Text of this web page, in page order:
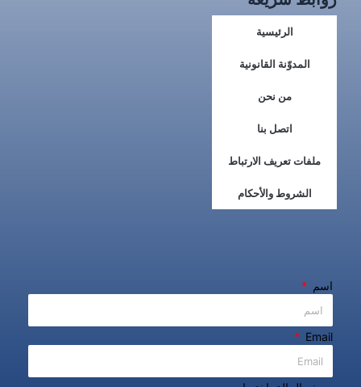
الرئيسية
المدوّنة القانونية
من نحن
اتصل بنا
ملفات تعريف الارتباط
الشروط والأحكام
اسم
Email